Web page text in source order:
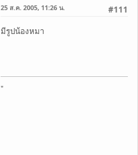
#111
25 ส.ค. 2005, 11:26 น.
มีรูปน้องหมา
"